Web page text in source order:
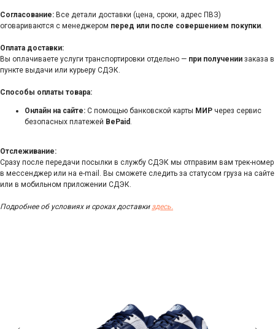
Согласование: Все детали доставки (цена, сроки, адрес ПВЗ)
оговариваются с менеджером перед или после совершением покупки
Оплата доставки:
Вы оплачиваете услуги транспортировки отдельно — при получении заказа в
пункте выдачи или курьеру СДЭК.
Способы оплаты товара:
Онлайн на сайте: С помощью банковской карты МИР через сервис
безопасных платежей BePaid
Отслеживание:
Сразу после передачи посылки в службу СДЭК мы отправим вам трек-номер
в мессенджер или на e-mail. Вы сможете следить за статусом груза на сайте
или в мобильном приложении СДЭК.
Подробнее об условиях и сроках доставки здесь.